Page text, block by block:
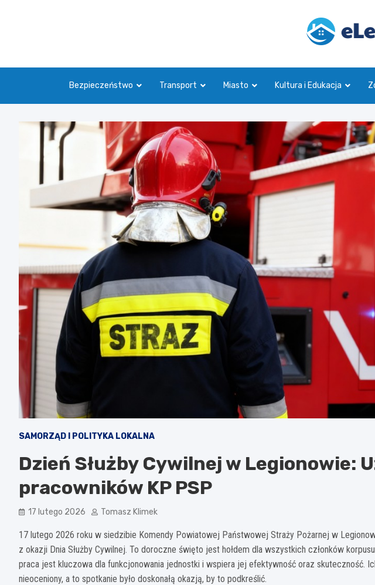
Bezpieczeństwo Transport Miasto Kultura i Edukacja
SAMORZĄD I POLITYKA LOKALNA
Dzień Służby Cywilnej w Legionowie:
pracowników KP PSP
17 lutego 2026 Tomasz Klimek
17 lutego 2026 roku w siedzibie Komendy Powiatowej Państwowej Straży Pożarnej w
z okazji Dnia Służby Cywilnej. To doroczne święto jest hołdem dla wszystkich członków
praca jest kluczowa dla funkcjonowania jednostki i wspiera jej efektywność oraz skuteczność.
nieoceniony, a to spotkanie było doskonałą okazją, by to podkreślić.